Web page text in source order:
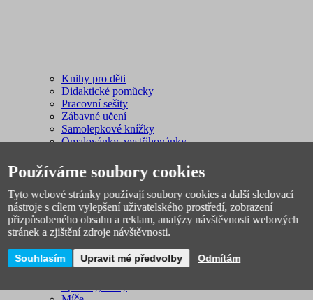
Knihy pro děti
Didaktické pomůcky
Pracovní sešity
Zábavné učení
Samolepkové knížky
Omalovánky, vystřihovánky
Sport, outdoor
Plavání
Používáme soubory cookies
Tyto webové stránky používají soubory cookies a další sledovací
nástroje s cílem vylepšení uživatelského prostředí, zobrazení
přizpůsobeného obsahu a reklam, analýzy návštěvnosti webových
stránek a zjištění zdroje návštěvnosti.
Souhlasím Upravit mé předvolby Odmítám